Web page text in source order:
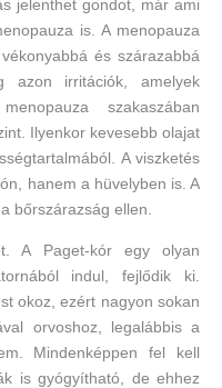
jelenthet gondot, már ami
is. A menopauza
és szárazabbá
azon irritációk, amelyek
szakaszában
Ilyenkor kevesebb olajat
A viszketés
hanem a hüvelyben is. A
bőrszárazság ellen.
A Paget-kór egy olyan
indul, fejlődik ki.
okoz, ezért nagyon sokan
orvoshoz, legalábbis a
Mindenképpen fel kell
is gyógyítható, de ehhez